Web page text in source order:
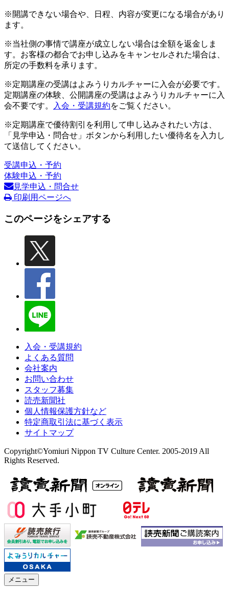
※開講できない場合や、日程、内容が変更になる場合があり
ます。
※当社側の事情で講座が成立しない場合は全額を返金しま
す。お客様の都合でお申し込みをキャンセルされた場合は、
所定の手数料を承ります。
※定期講座の受講はよみうりカルチャーに入会が必要です。
定期講座の体験、公開講座の受講はよみうりカルチャーに入
会不要です。
入会・受講規約をご覧ください。
※定期講座で優待割引を利用して申し込みされたい方は、
「見学申込・問合せ」ボタンから利用したい優待名を入力し
て送信してください。
受講申込・予約
体験申込・予約
見学申込・問合せ
印刷用ページへ
このページをシェアする
入会・受講規約
よくある質問
会社案内
お問い合わせ
スタッフ募集
読売新聞社
個人情報保護方針など
特定商取引法に基づく表示
サイトマップ
Copyright©Yomiuri Nippon TV Culture Center. 2005-2019 All
Rights Reserved.
メニュー